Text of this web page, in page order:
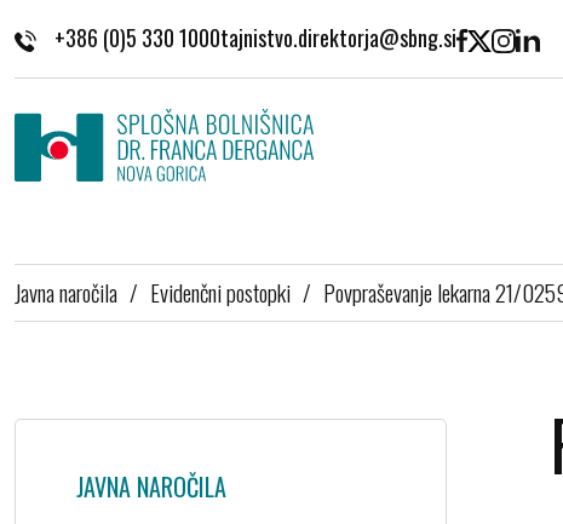
+386 (0)5 330 1000
Javna naročila / Evidenčni postopki / Povpraševanje lekarna 21/
JAVNA NAROČILA